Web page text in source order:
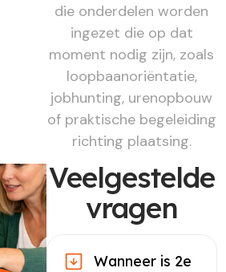
die onderdelen worden
ingezet die op dat
moment nodig zijn, zoals
loopbaanoriëntatie,
jobhunting, urenopbouw
of praktische begeleiding
richting plaatsing.
Veelgestelde
vragen
Wanneer is 2e